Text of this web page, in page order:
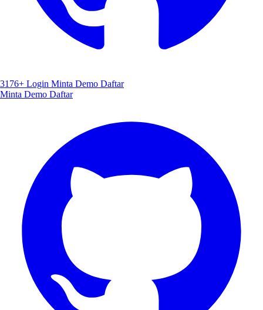
3176+ Login Minta Demo Daftar
Minta Demo Daftar